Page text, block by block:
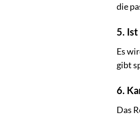
die
5.
Es
gibt
6.
Das